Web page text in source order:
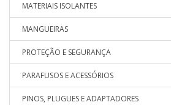
MATERIAIS ISOLANTES
MANGUEIRAS
PROTEÇÃO E SEGURANÇA
PARAFUSOS E ACESSÓRIOS
PINOS, PLUGUES E ADAPTADORES